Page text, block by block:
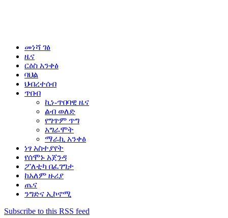
መነሻ ገፅ
ዜና
ርዕስ አንቀፅ
ባህል
ህብረተሰብ
ጥበብ
ኪነ-ጥበባዊ ዜና
ልብ ወለድ
የግጥም ጥግ
አግራሞት
ማራኪ አንቀፅ
ነፃ አስተያየት
የሰሞኑ አጀንዳ
ፖለቲካ በፈገግታ
ከአለም ዙሪያ
ጤና
ንግድና ኢኮኖሚ
Subscribe to this RSS feed